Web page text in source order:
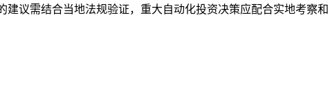
议需结合当地法规验证，重大自动化投资决策应配合实地考察和